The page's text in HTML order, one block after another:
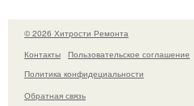
© 2026 Хитрости Ремонта
Контакты
Пользовательское соглашение
Политика конфидециальности
Обратная связь